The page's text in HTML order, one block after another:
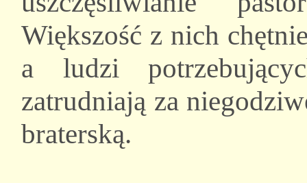
Większość z nich
a ludzi
zatrudniają za
braterską.